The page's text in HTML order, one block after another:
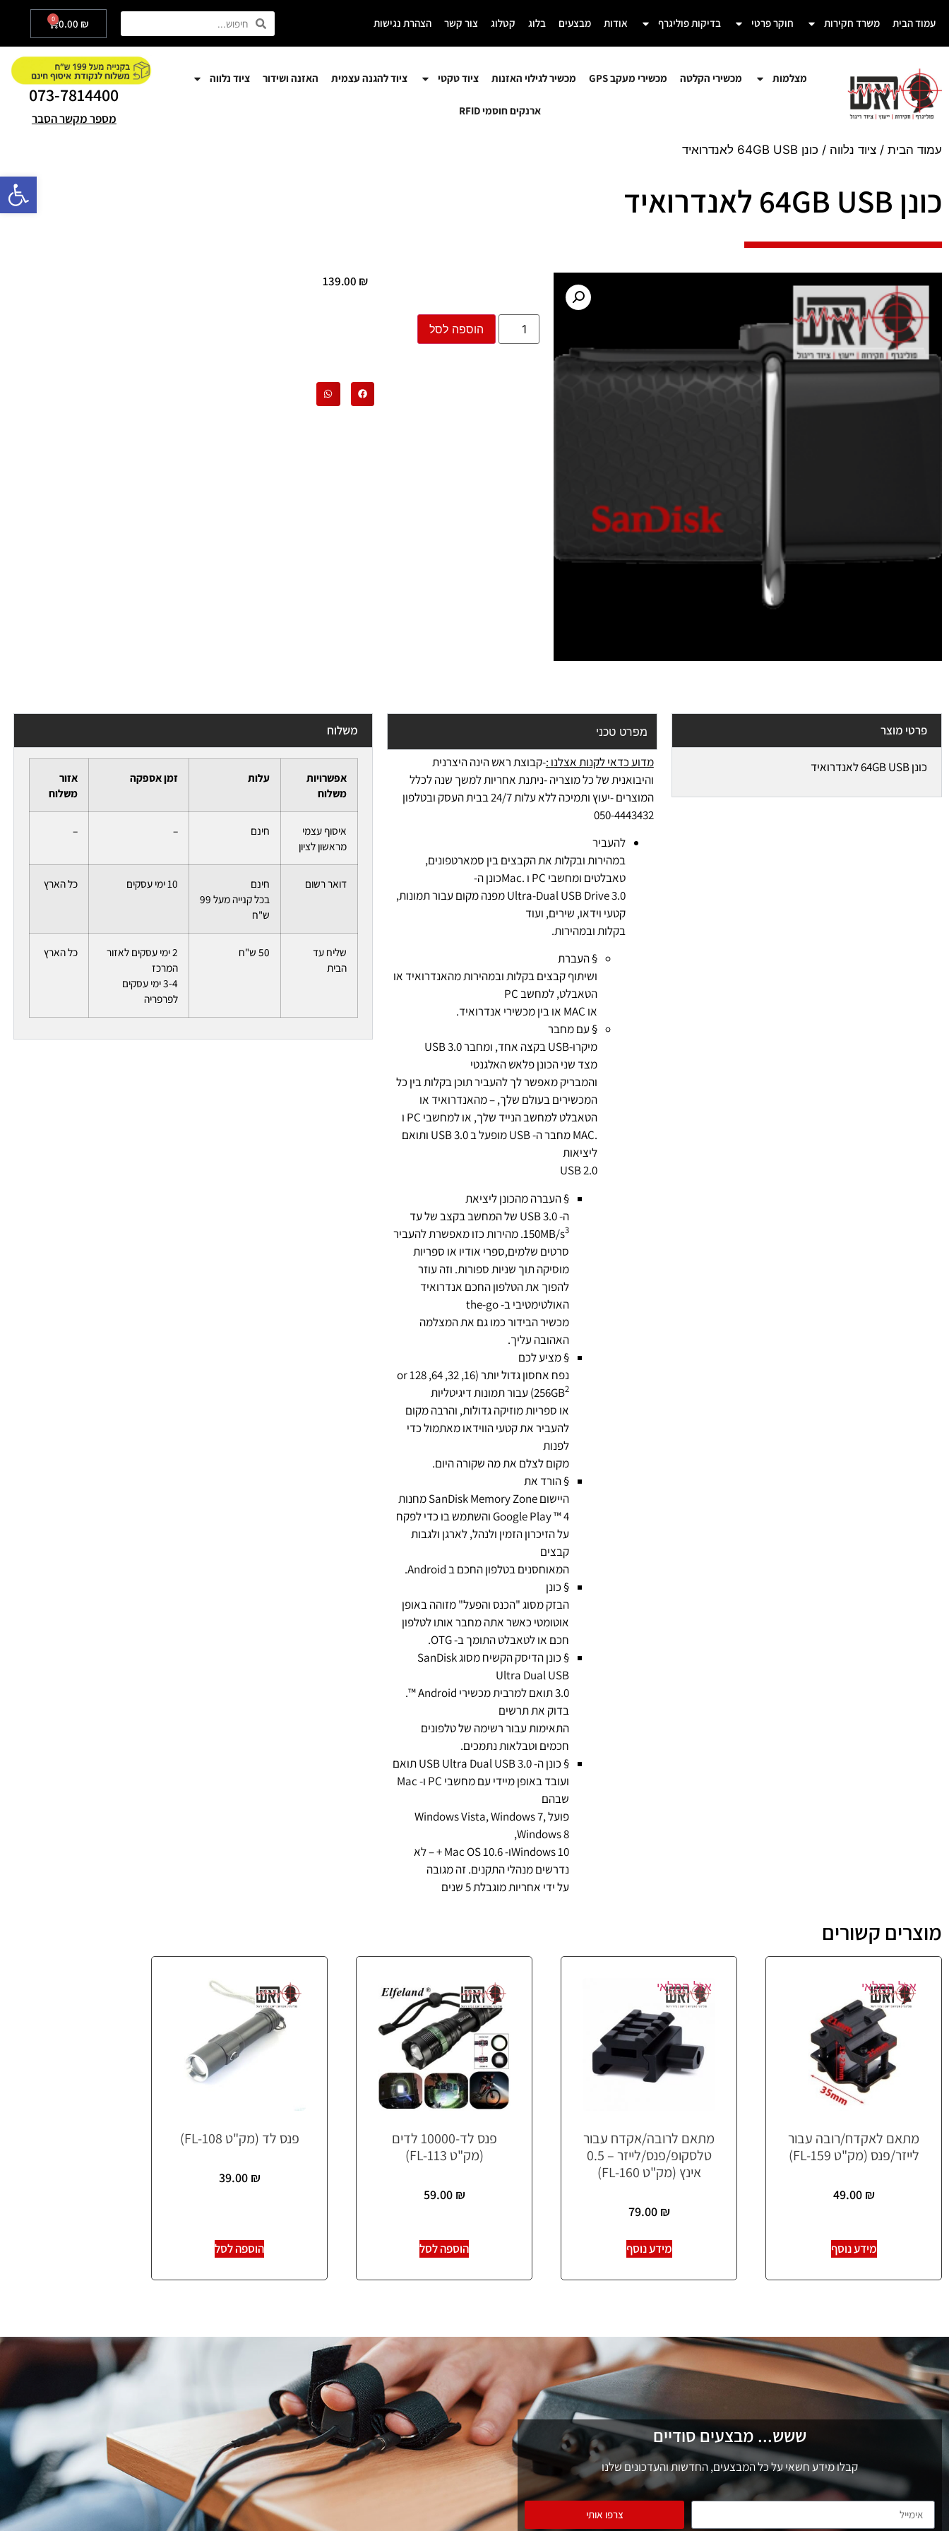
פתח
עמוד הבית משרד חקירות חוקר פרטי בדיקות פוליגרף אודות מבצעים בלוג קטלוג צור קשר הצהרת נגישות 0.00 ₪
0
מצלמות מכשירי הקלטה מכשירי מעקב GPS מכשיר לגילוי האזנות ציוד טקטי ציוד להגנה עצמית האזנה ושידור ציוד נלווה
ארנקים חוסמי RFID
073-7814400
מספר מקשר הסבר
עמוד הבית / ציוד נלווה / כונן 64GB USB לאנדרואיד
כונן 64GB USB לאנדרואיד
139.00 ₪
הוספה לסל
פרטי מוצר
כונן 64GB USB לאנדרואיד
מפרט טכני
מדוע כדאי לקנות אצלנו :-קבוצת ראש הינה היצרנית
והיבואנית של כל מוצריה -ניתנת אחריות למשך שנה לכלל
המוצרים -יעוץ ותמיכה ללא עלות 24/7 בבית העסק ובטלפון
050-4443432
להעביר
במהירות ובקלות את הקבצים בין סמארטפונים,
טאבלטים ומחשבי PC ו .Macכונן ה-
Ultra-Dual USB Drive 3.0 מפנה מקום עבור תמונות,
קטעי וידאו, שירים, ועוד
בקלות ובמהירות.
§ העברת
ושיתוף קבצים בקלות ובמהירות מהאנדרואיד או
הטאבלט, למחשב PC
או MAC או בין מכשירי אנדרואיד.
§ עם מחבר
מיקרו-USB בקצה אחד, ומחבר USB 3.0
מצד שני הכונן פלאש האלגנטי
והמבריק מאפשר לך להעביר תוכן בקלות בין כל
המכשירים בעולם שלך, – מהאנדרואיד או
הטאבלט למחשב הנייד שלך, או למחשבי PC ו
.MAC מחבר ה- USB מופעל ב USB 3.0 ותואם
ליציאות
USB 2.0
§ העברה מהכונן ליציאת
ה- USB 3.0 של המחשב בקצב של עד
150MB/s3
. מהירות כזו מאפשרת להעביר
סרטים שלמים,ספרי אודיו או ספריות
מוסיקה תוך שניות ספורות. וזה עוזר
להפוך את הטלפון החכם אנדרואיד
האולטימטיבי ב- the-go
מכשיר הבידור כמו גם את המצלמה
האהובה עליך.
§ מציע לכם
נפח אחסון גדול יותר (16, 32, 64, 128 or
256GB2
) עבור תמונות דיגיטליות
או ספריות מוזיקה גדולות, והרבה מקום
להעביר את קטעי הווידאו מאתמול כדי
לפנות
מקום לצלם את מה שקורה היום.
§ הורד את
היישום SanDisk Memory Zone מחנות
Google Play ™ 4 והשתמש בו כדי לפקח
על הזיכרון הזמין ולנהל, לארגן ולגבות
קבצים
המאוחסנים בטלפון החכם ב Android.
§ כונן
הבזק מסוג "הכנס והפעל" מזוהה באופן
אוטומטי כאשר אתה מחבר אותו לטלפון
חכם או לטאבלט התומך ב- OTG.
§ כונן הדיסק הקשיח מסוג SanDisk
Ultra Dual USB
3.0 תואם למרבית מכשירי Android ™.
בדוק את תרשים
התאימות עבור רשימה של טלפונים
חכמים וטבלאות נתמכים.
§ כונן ה- USB Ultra Dual USB 3.0 תואם
ועובד באופן מיידי עם מחשבי PC ו- Mac
שבהם
פועל Windows Vista, Windows 7,
Windows 8,
Windows 10ו- Mac OS 10.6 + – לא
נדרשים מנהלי התקנים. זה מגובה
על ידי אחריות מוגבלת 5 שנים
משלוח
אפשרויות
משלוח
עלות זמן אספקה
אזור
משלוח
איסוף עצמי
מראשון לציון
חינם –
–
דואר רשום
חינם
בכל קנייה מעל 99
ש"ח
10 ימי עסקים כל הארץ
שליח עד
הבית
50 ש"ח
2 ימי עסקים לאזור
המרכז
3-4 ימי עסקים
לפרפריה
כל הארץ
מוצרים קשורים
אזל המלאי
מתאם לאקדח/רובה עבור
לייזר/פנס (מק"ט FL-159)
49.00 ₪
מידע נוסף
אזל המלאי
מתאם לרובה/אקדח עבור
טלסקופ/פנס/לייזר – 0.5
אינץ (מק"ט FL-160)
79.00 ₪
מידע נוסף
פנס לד-10000 לדים
(מק"ט FL-113)
59.00 ₪
הוספה לסל
פנס לד (מק"ט FL-108)
39.00 ₪
הוספה לסל
ששש... מבצעים סודיים
קבלו מידע חשאי על כל המבצעים, החדשות והעדכונים שלנו
צרפו אותי